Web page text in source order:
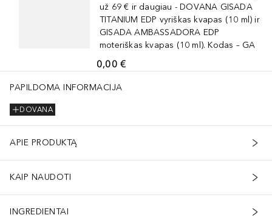
už 69 € ir daugiau - DOVANA GISADA
TITANIUM EDP vyriškas kvapas (10 ml) ir
GISADA AMBASSADORA EDP
moteriškas kvapas (10 ml). Kodas – GA
0,00 €
PAPILDOMA INFORMACIJA
DOVANA
APIE PRODUKTĄ
KAIP NAUDOTI
INGREDIENTAI